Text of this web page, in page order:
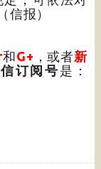
信报）
和G+ ，或者新
订阅号 是：